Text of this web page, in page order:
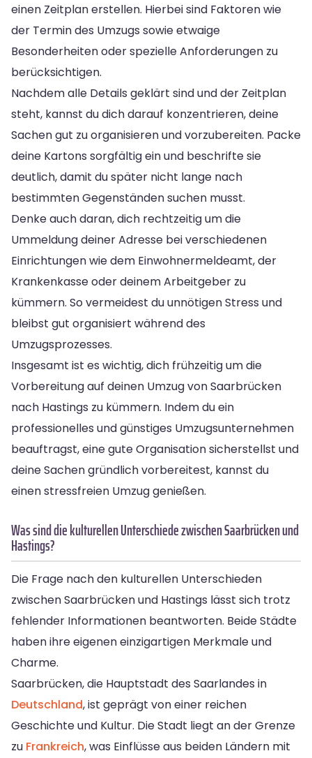
einen Zeitplan erstellen. Hierbei sind Faktoren wie
der Termin des Umzugs sowie etwaige
Besonderheiten oder spezielle Anforderungen zu
berücksichtigen.
Nachdem alle Details geklärt sind und der Zeitplan
steht, kannst du dich darauf konzentrieren, deine
Sachen gut zu organisieren und vorzubereiten. Packe
deine Kartons sorgfältig ein und beschrifte sie
deutlich, damit du später nicht lange nach
bestimmten Gegenständen suchen musst.
Denke auch daran, dich rechtzeitig um die
Ummeldung deiner Adresse bei verschiedenen
Einrichtungen wie dem Einwohnermeldeamt, der
Krankenkasse oder deinem Arbeitgeber zu
kümmern. So vermeidest du unnötigen Stress und
bleibst gut organisiert während des
Umzugsprozesses.
Insgesamt ist es wichtig, dich frühzeitig um die
Vorbereitung auf deinen Umzug von Saarbrücken
nach Hastings zu kümmern. Indem du ein
professionelles und günstiges Umzugsunternehmen
beauftragst, eine gute Organisation sicherstellst und
deine Sachen gründlich vorbereitest, kannst du
einen stressfreien Umzug genießen.
Was sind die kulturellen Unterschiede zwischen Saarbrücken und
Hastings?
Die Frage nach den kulturellen Unterschieden
zwischen Saarbrücken und Hastings lässt sich trotz
fehlender Informationen beantworten. Beide Städte
haben ihre eigenen einzigartigen Merkmale und
Charme.
Saarbrücken, die Hauptstadt des Saarlandes in
Deutschland, ist geprägt von einer reichen
Geschichte und Kultur. Die Stadt liegt an der Grenze
zu Frankreich, was Einflüsse aus beiden Ländern mit